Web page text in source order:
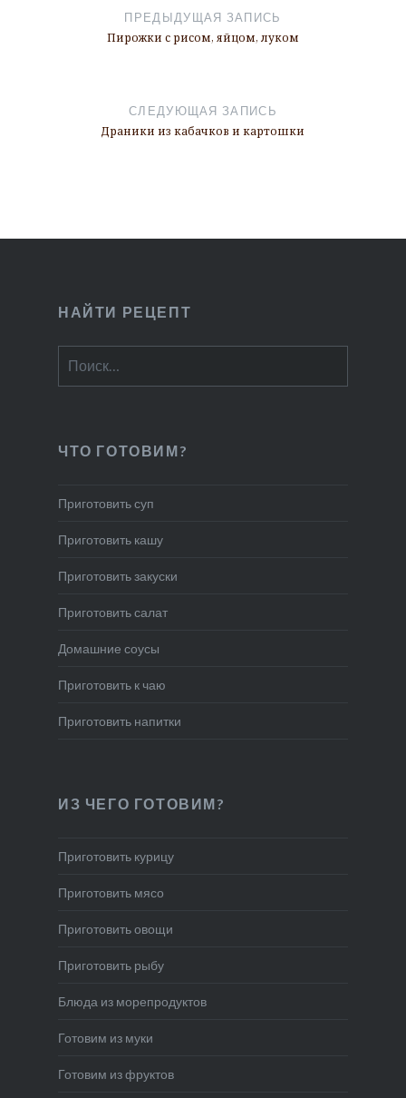
записям
ПРЕДЫДУЩАЯ ЗАПИСЬ
Пирожки с рисом, яйцом, луком
СЛЕДУЮЩАЯ ЗАПИСЬ
Драники из кабачков и картошки
НАЙТИ РЕЦЕПТ
ЧТО ГОТОВИМ?
Приготовить суп
Приготовить кашу
Приготовить закуски
Приготовить салат
Домашние соусы
Приготовить к чаю
Приготовить напитки
ИЗ ЧЕГО ГОТОВИМ?
Приготовить курицу
Приготовить мясо
Приготовить овощи
Приготовить рыбу
Блюда из морепродуктов
Готовим из муки
Готовим из фруктов